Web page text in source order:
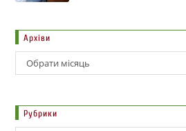
Архіви
Обрати місяць
Рубрики